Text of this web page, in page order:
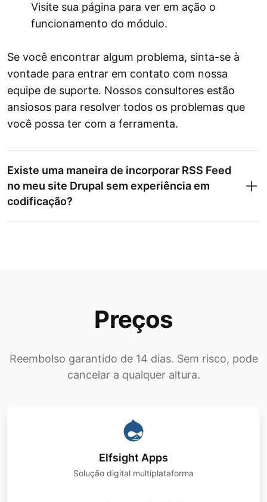
Visite sua página para ver em ação o
funcionamento do módulo.
Se você encontrar algum problema, sinta-se à
vontade para entrar em contato com nossa
equipe de suporte. Nossos consultores estão
ansiosos para resolver todos os problemas que
você possa ter com a ferramenta.
Existe uma maneira de incorporar RSS Feed
no meu site Drupal sem experiência em
codificação?
Preços
Reembolso garantido de 14 dias. Sem risco, pode
cancelar a qualquer altura.
Elfsight Apps
Solução digital multiplataforma